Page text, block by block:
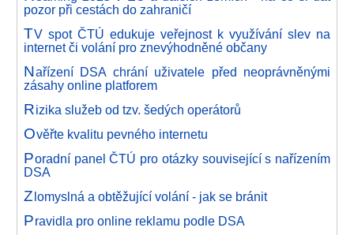
pozor při cestách do zahraničí
TV spot ČTÚ edukuje veřejnost k využívání slev na
internet či volání pro znevýhodněné občany
Nařízení DSA chrání uživatele před neoprávněnými
zásahy online platforem
Rizika služeb od tzv. šedých operátorů
Ověřte kvalitu pevného internetu
Poradní panel ČTÚ pro otázky související s nařízením
DSA
Zlomyslná a obtěžující volání - jak se bránit
Pravidla pro online reklamu podle DSA